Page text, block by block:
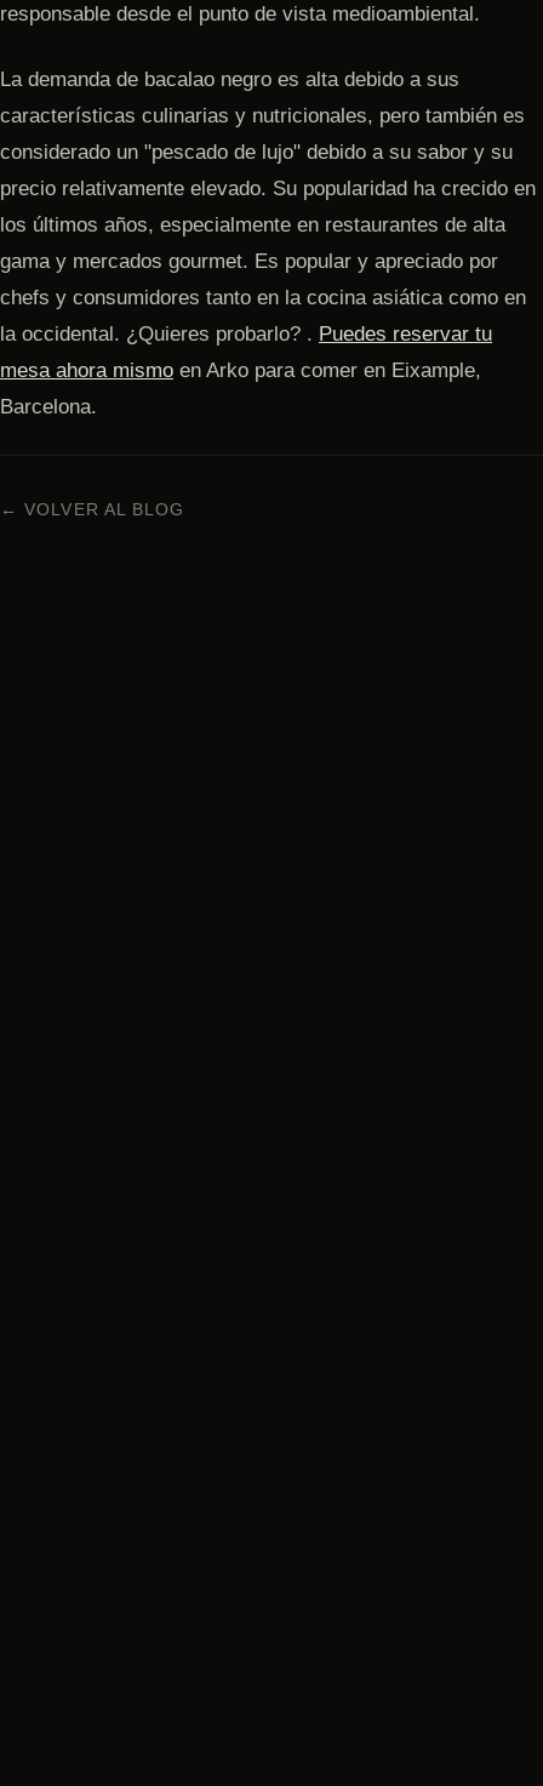
responsable desde el punto de vista medioambiental.
La demanda de bacalao negro es alta debido a sus
características culinarias y nutricionales, pero también es
considerado un "pescado de lujo" debido a su sabor y su
precio relativamente elevado. Su popularidad ha crecido en
los últimos años, especialmente en restaurantes de alta
gama y mercados gourmet. Es popular y apreciado por
chefs y consumidores tanto en la cocina asiática como en
la occidental. ¿Quieres probarlo? . Puedes reservar tu
mesa ahora mismo en Arko para comer en Eixample,
Barcelona.
← VOLVER AL BLOG